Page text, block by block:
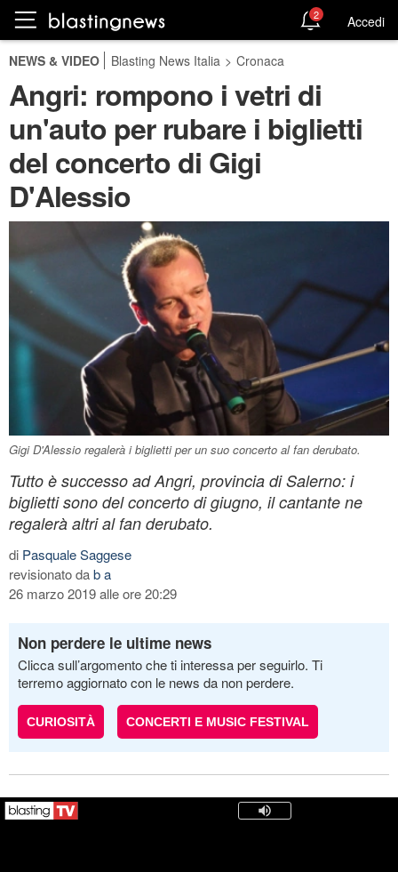
2 Accedi
NEWS & VIDEO Blasting News Italia > Cronaca
Angri: rompono i vetri di
un'auto per rubare i biglietti
del concerto di Gigi
D'Alessio
Gigi D'Alessio regalerà i biglietti per un suo concerto al fan derubato.
Tutto è successo ad Angri, provincia di Salerno: i
biglietti sono del concerto di giugno, il cantante ne
regalerà altri al fan derubato.
di Pasquale Saggese
revisionato dab a
26 marzo 2019 alle ore 20:29
Non perdere le ultime news
Clicca sull’argomento che ti interessa per seguirlo. Ti
terremo aggiornato con le news da non perdere.
CURIOSITÀ CONCERTI E MUSIC FESTIVAL